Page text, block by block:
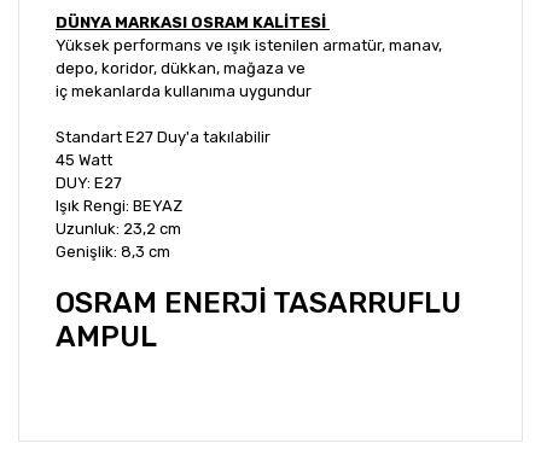
DÜNYA MARKASI OSRAM KALİTESİ
Yüksek performans ve ışık istenilen armatür, manav,
depo, koridor, dükkan, mağaza ve
iç mekanlarda kullanıma uygundur
Standart E27 Duy'a takılabilir
45 Watt
DUY: E27
Işık Rengi: BEYAZ
Uzunluk: 23,2 cm
Genişlik: 8,3 cm
OSRAM ENERJİ TASARRUFLU
AMPUL
Bu ürünün fiyat bilgisi, resim, ürün açıklamalarında ve